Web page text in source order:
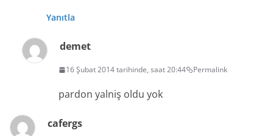
Yanıtla
demet
16 Şubat 2014 tarihinde, saat 20:44 Permalink
pardon yalniş oldu yok
cafergs